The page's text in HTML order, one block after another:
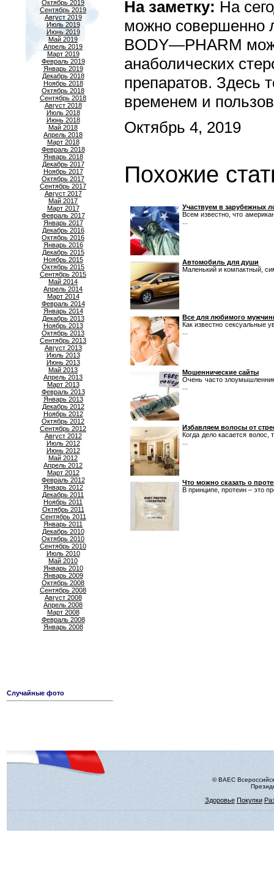
Октябрь 2019
Сентябрь 2019
Август 2019
Июль 2019
Июнь 2019
Май 2019
Апрель 2019
Март 2019
Февраль 2019
Январь 2019
Декабрь 2018
Ноябрь 2018
Октябрь 2018
Сентябрь 2018
Август 2018
Июль 2018
Июнь 2018
Май 2018
Апрель 2018
Март 2018
Февраль 2018
Январь 2018
Декабрь 2017
Ноябрь 2017
Октябрь 2017
Сентябрь 2017
Август 2017
Май 2017
Март 2017
Февраль 2017
Январь 2017
Декабрь 2016
Октябрь 2016
Январь 2016
Декабрь 2015
Ноябрь 2015
Октябрь 2015
Сентябрь 2015
Май 2014
Апрель 2014
Март 2014
Февраль 2014
Январь 2014
Декабрь 2013
Ноябрь 2013
Октябрь 2013
Сентябрь 2013
Август 2013
Июль 2013
Июнь 2013
Май 2013
Апрель 2013
Март 2013
Февраль 2013
Январь 2013
Декабрь 2012
Ноябрь 2012
Октябрь 2012
Сентябрь 2012
Август 2012
Июль 2012
Июнь 2012
Май 2012
Апрель 2012
Март 2012
Февраль 2012
Январь 2012
Декабрь 2011
Ноябрь 2011
Октябрь 2011
Сентябрь 2011
Январь 2011
Декабрь 2010
Октябрь 2010
Сентябрь 2010
Июль 2010
Май 2010
Январь 2010
Январь 2009
Октябрь 2008
Сентябрь 2008
Август 2008
Апрель 2008
Март 2008
Февраль 2008
Январь 2008
На заметку: На
можно совершенно
BODY—PHARM
анаболических
препаратов. Здесь
временем и
Октябрь 4, 2019
Похожие
Участвуем в зарубежных
Всем известно, что
Автомобиль для души
Маленький и компактный,
Все для любимого
Как известно сексуальные
Мошеннические сайты
Очень часто
Избавляем волосы от
Когда дело касается
Что можно сказать о
В принципе, протеин – это
Случайные фото
© ВАЕС
Здоровье Покупки